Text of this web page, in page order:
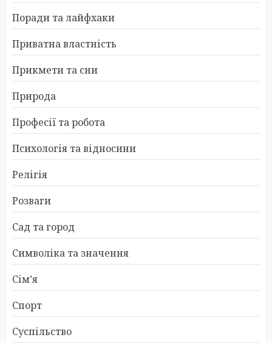
Поради та лайфхаки
Приватна властність
Прикмети та сни
Природа
Професії та робота
Психологія та відносини
Релігія
Розваги
Сад та город
Символіка та значення
Сім’я
Спорт
Суспільство